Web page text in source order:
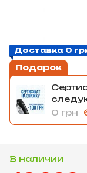
Доставка 0
Подарок
0 грн
В наличии